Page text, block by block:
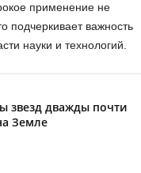
применение не
подчеркивает важность
науки и технологий.
звезд дважды почти
Земле